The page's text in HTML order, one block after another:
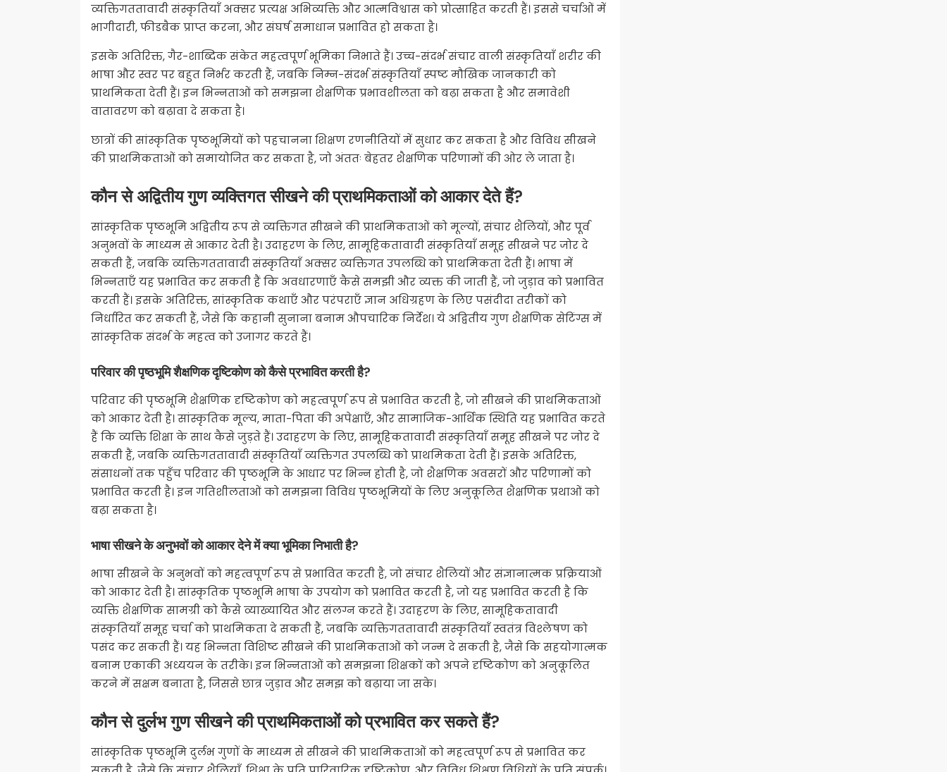
व्यक्तिगततावादी संस्कृतियाँ अक्सर प्रत्यक्ष अभिव्यक्ति और आत्मविश्वास को प्रोत्साहित करती हैं। इससे चर्चाओं में
भागीदारी, फीडबैक प्राप्त करना, और संघर्ष समाधान प्रभावित हो सकता है।
इसके अतिरिक्त, गैर-शाब्दिक संकेत महत्वपूर्ण भूमिका निभाते हैं। उच्च-संदर्भ संचार वाली संस्कृतियाँ शरीर की
भाषा और स्वर पर बहुत निर्भर करती हैं, जबकि निम्न-संदर्भ संस्कृतियाँ स्पष्ट मौखिक जानकारी को
प्राथमिकता देती हैं। इन भिन्नताओं को समझना शैक्षणिक प्रभावशीलता को बढ़ा सकता है और समावेशी
वातावरण को बढ़ावा दे सकता है।
छात्रों की सांस्कृतिक पृष्ठभूमियों को पहचानना शिक्षण रणनीतियों में सुधार कर सकता है और विविध सीखने
की प्राथमिकताओं को समायोजित कर सकता है, जो अंततः बेहतर शैक्षणिक परिणामों की ओर ले जाता है।
कौन से अद्वितीय गुण व्यक्तिगत सीखने की प्राथमिकताओं को आकार देते हैं?
सांस्कृतिक पृष्ठभूमि अद्वितीय रूप से व्यक्तिगत सीखने की प्राथमिकताओं को मूल्यों, संचार शैलियों, और पूर्व
अनुभवों के माध्यम से आकार देती है। उदाहरण के लिए, सामूहिकतावादी संस्कृतियाँ समूह सीखने पर जोर दे
सकती हैं, जबकि व्यक्तिगततावादी संस्कृतियाँ अक्सर व्यक्तिगत उपलब्धि को प्राथमिकता देती हैं। भाषा में
भिन्नताएँ यह प्रभावित कर सकती हैं कि अवधारणाएँ कैसे समझी और व्यक्त की जाती हैं, जो जुड़ाव को प्रभावित
करती हैं। इसके अतिरिक्त, सांस्कृतिक कथाएँ और परंपराएँ ज्ञान अधिग्रहण के लिए पसंदीदा तरीकों को
निर्धारित कर सकती हैं, जैसे कि कहानी सुनाना बनाम औपचारिक निर्देश। ये अद्वितीय गुण शैक्षणिक सेटिंग्स में
सांस्कृतिक संदर्भ के महत्व को उजागर करते हैं।
परिवार की पृष्ठभूमि शैक्षणिक दृष्टिकोण को कैसे प्रभावित करती है?
परिवार की पृष्ठभूमि शैक्षणिक दृष्टिकोण को महत्वपूर्ण रूप से प्रभावित करती है, जो सीखने की प्राथमिकताओं
को आकार देती है। सांस्कृतिक मूल्य, माता-पिता की अपेक्षाएँ, और सामाजिक-आर्थिक स्थिति यह प्रभावित करते
हैं कि व्यक्ति शिक्षा के साथ कैसे जुड़ते हैं। उदाहरण के लिए, सामूहिकतावादी संस्कृतियाँ समूह सीखने पर जोर दे
सकती हैं, जबकि व्यक्तिगततावादी संस्कृतियाँ व्यक्तिगत उपलब्धि को प्राथमिकता देती हैं। इसके अतिरिक्त,
संसाधनों तक पहुँच परिवार की पृष्ठभूमि के आधार पर भिन्न होती है, जो शैक्षणिक अवसरों और परिणामों को
प्रभावित करती है। इन गतिशीलताओं को समझना विविध पृष्ठभूमियों के लिए अनुकूलित शैक्षणिक प्रथाओं को
बढ़ा सकता है।
भाषा सीखने के अनुभवों को आकार देने में क्या भूमिका निभाती है?
भाषा सीखने के अनुभवों को महत्वपूर्ण रूप से प्रभावित करती है, जो संचार शैलियों और संज्ञानात्मक प्रक्रियाओं
को आकार देती है। सांस्कृतिक पृष्ठभूमि भाषा के उपयोग को प्रभावित करती है, जो यह प्रभावित करती है कि
व्यक्ति शैक्षणिक सामग्री को कैसे व्याख्यायित और संलग्न करते हैं। उदाहरण के लिए, सामूहिकतावादी
संस्कृतियाँ समूह चर्चा को प्राथमिकता दे सकती हैं, जबकि व्यक्तिगततावादी संस्कृतियाँ स्वतंत्र विश्लेषण को
पसंद कर सकती हैं। यह भिन्नता विशिष्ट सीखने की प्राथमिकताओं को जन्म दे सकती है, जैसे कि सहयोगात्मक
बनाम एकाकी अध्ययन के तरीके। इन भिन्नताओं को समझना शिक्षकों को अपने दृष्टिकोण को अनुकूलित
करने में सक्षम बनाता है, जिससे छात्र जुड़ाव और समझ को बढ़ाया जा सके।
कौन से दुर्लभ गुण सीखने की प्राथमिकताओं को प्रभावित कर सकते हैं?
सांस्कृतिक पृष्ठभूमि दुर्लभ गुणों के माध्यम से सीखने की प्राथमिकताओं को महत्वपूर्ण रूप से प्रभावित कर